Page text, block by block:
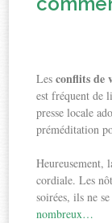
Lesconflits de
est fréquent de
presse locale
préméditation
Heureusement,
cordiale. Les
soirées, ils ne
nombreux…